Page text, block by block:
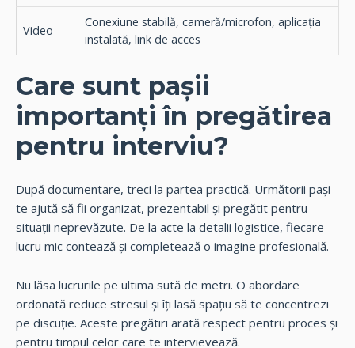
Video
Conexiune stabilă, cameră/microfon, aplicația
instalată, link de acces
Care sunt pașii
importanți în pregătirea
pentru interviu?
După documentare, treci la partea practică. Următorii pași
te ajută să fii organizat, prezentabil și pregătit pentru
situații neprevăzute. De la acte la detalii logistice, fiecare
lucru mic contează și completează o imagine profesională.
Nu lăsa lucrurile pe ultima sută de metri. O abordare
ordonată reduce stresul și îți lasă spațiu să te concentrezi
pe discuție. Aceste pregătiri arată respect pentru proces și
pentru timpul celor care te intervievează.